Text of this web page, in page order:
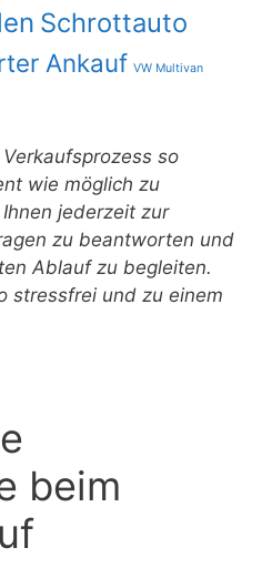
Schrottauto
Ankauf VW Multivan
so
wie möglich zu
jederzeit zur
zu beantworten und
Ablauf zu begleiten.
stressfrei und zu einem
beim